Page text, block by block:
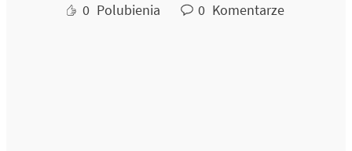
0 Polubienia 0 Komentarze